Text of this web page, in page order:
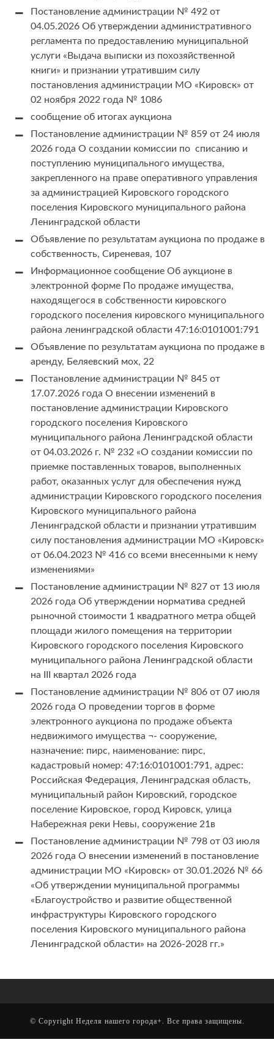
Постановление администрации № 492 от
04.05.2026 Об утверждении административного
регламента по предоставлению муниципальной
услуги «Выдача выписки из похозяйственной
книги» и признании утратившим силу
постановления администрации МО «Кировск» от
02 ноября 2022 года № 1086
сообщение об итогах аукциона
Постановление администрации № 859 от 24 июля
2026 года О создании комиссии по списанию и
поступлению муниципального имущества,
закрепленного на праве оперативного управления
за администрацией Кировского городского
поселения Кировского муниципального района
Ленинградской области
Объявление по результатам аукциона по продаже в
собственность, Сиреневая, 107
Информационное сообщение Об аукционе в
электронной форме По продаже имущества,
находящегося в собственности кировского
городского поселения кировского муниципального
района ленинградской области 47:16:0101001:791
Объявление по результатам аукциона по продаже в
аренду, Беляевский мох, 22
Постановление администрации № 845 от
17.07.2026 года О внесении изменений в
постановление администрации Кировского
городского поселения Кировского
муниципального района Ленинградской области
от 04.03.2026 г. № 232 «О создании комиссии по
приемке поставленных товаров, выполненных
работ, оказанных услуг для обеспечения нужд
администрации Кировского городского поселения
Кировского муниципального района
Ленинградской области и признании утратившим
силу постановления администрации МО «Кировск»
от 06.04.2023 № 416 со всеми внесенными к нему
изменениями»
Постановление администрации № 827 от 13 июля
2026 года Об утверждении норматива средней
рыночной стоимости 1 квадратного метра общей
площади жилого помещения на территории
Кировского городского поселения Кировского
муниципального района Ленинградской области
на III квартал 2026 года
Постановление администрации № 806 от 07 июля
2026 года О проведении торгов в форме
электронного аукциона по продаже объекта
недвижимого имущества ¬- сооружение,
назначение: пирс, наименование: пирс,
кадастровый номер: 47:16:0101001:791, адрес:
Российская Федерация, Ленинградская область,
муниципальный район Кировский, городское
поселение Кировское, город Кировск, улица
Набережная реки Невы, сооружение 21в
Постановление администрации № 798 от 03 июля
2026 года О внесении изменений в постановление
администрации МО «Кировск» от 30.01.2026 № 66
«Об утверждении муниципальной программы
«Благоустройство и развитие общественной
инфраструктуры Кировского городского
поселения Кировского муниципального района
Ленинградской области» на 2026-2028 гг.»
© Copyright Неделя нашего города+ . Все права защищены.